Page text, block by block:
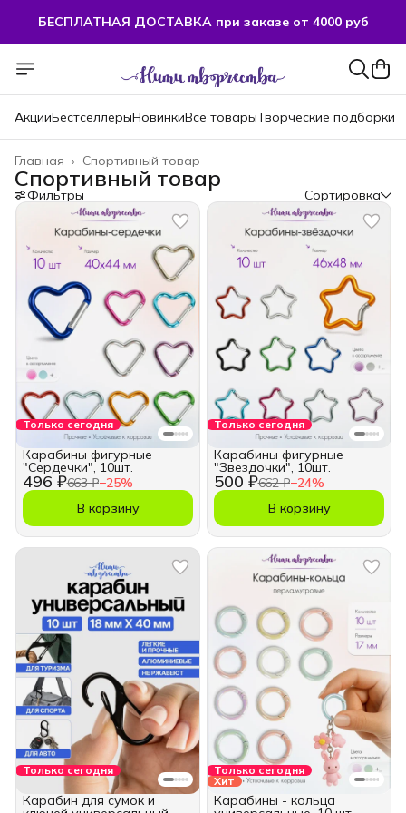
БЕСПЛАТНАЯ ДОСТАВКА при заказе от 4000 руб
АкцииБестселлерыНовинкиВсе товарыТворческие подборки
Спортивный товар
Главная ›
Спортивный товар
Фильтры Сортировка
Только сегодня
496 ₽663 ₽−25%
Карабины фигурные
"Сердечки", 10шт.
В корзину
Только сегодня
500 ₽662 ₽−24%
Карабины фигурные
"Звездочки", 10шт.
В корзину
Только сегодня
Карабин для сумок и
Только сегодня
Хит
Карабины - кольца